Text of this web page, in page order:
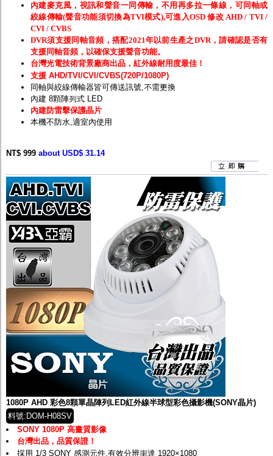
內建麥克風，視訊和聲音一同傳輸，不用再多拉一條線，可同軸或
絞線傳輸(聲音功能須切換為TVI模式),可進入OSD 修改 AHD / TVI /
CVI / CVBS
DVR須支援同軸音頻，搭配2021年以前生產之DVR，請確認是否有
支援同軸音頻，以確保支援聲音功能。
台灣光電技術背景廠商出品，紅外線耐用度最佳！
支援 AHD/TVI/CVI/CVBS(720P/1080P)
同軸與絞線傳輸器皆可傳送訊號,不需更換
內建 8顆陣列式 LED
內建防雷擊保護晶片
本機不防水,適室內使用
NT$ 999 about USD$ 31.14
1080P AHD 彩色8顆單晶陣列LED紅外線半球型彩色攝影機(SONY晶片)
料號:DOM-H08SV
SONY 1080P 高畫質影像
台灣出品，品質保證！
採用 1/3 SONY 感測元件,有效分辨率達 1920×1080